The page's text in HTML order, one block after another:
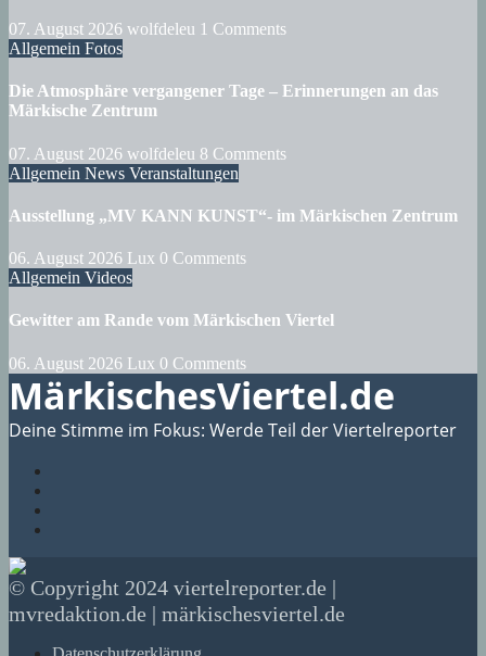
07. August 2026 wolfdeleu 1 Comments
Allgemein Fotos
Die Atmosphäre vergangener Tage – Erinnerungen an das
Märkische Zentrum
07. August 2026 wolfdeleu 8 Comments
Allgemein News Veranstaltungen
Ausstellung „MV KANN KUNST“- im Märkischen Zentrum
06. August 2026 Lux 0 Comments
Allgemein Videos
Gewitter am Rande vom Märkischen Viertel
06. August 2026 Lux 0 Comments
MärkischesViertel.de
Deine Stimme im Fokus: Werde Teil der Viertelreporter
© Copyright 2024 viertelreporter.de |
mvredaktion.de | märkischesviertel.de